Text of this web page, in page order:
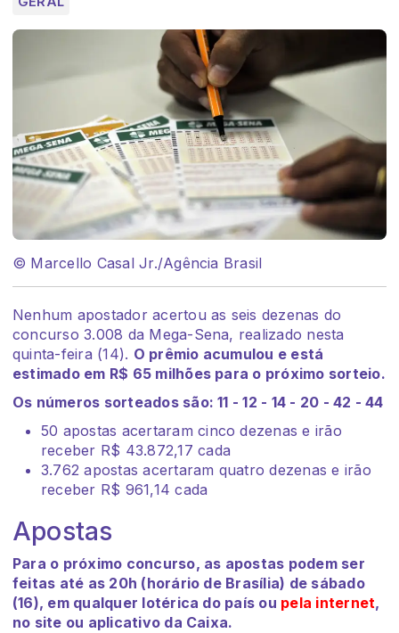
© Marcello Casal Jr./Agência Brasil
Nenhum apostador acertou as seis dezenas do
concurso 3.008 da Mega-Sena, realizado nesta
quinta-feira (14). O prêmio acumulou e está
estimado em R$ 65 milhões para o próximo sorteio.
Os números sorteados são: 11 - 12 - 14 - 20 - 42 - 44
50 apostas acertaram cinco dezenas e irão
receber R$ 43.872,17 cada
3.762 apostas acertaram quatro dezenas e irão
receber R$ 961,14 cada
Apostas
Para o próximo concurso, as apostas podem ser
feitas até as 20h (horário de Brasília) de sábado
(16), em qualquer lotérica do país ou pela internet,
no site ou aplicativo da Caixa.